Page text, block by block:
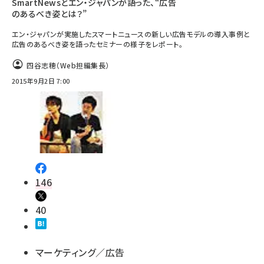
SmartNewsとエン・ジャパンが語った、“広告
のあるべき姿とは？”
エン・ジャパンが実施したスマートニュースの新しい広告モデルの導入事例と
広告のあるべき姿を語ったセミナーの様子をレポート。
四谷志穂（Web担編集長）
2015年9月2日 7:00
146
40
マーケティング／広告